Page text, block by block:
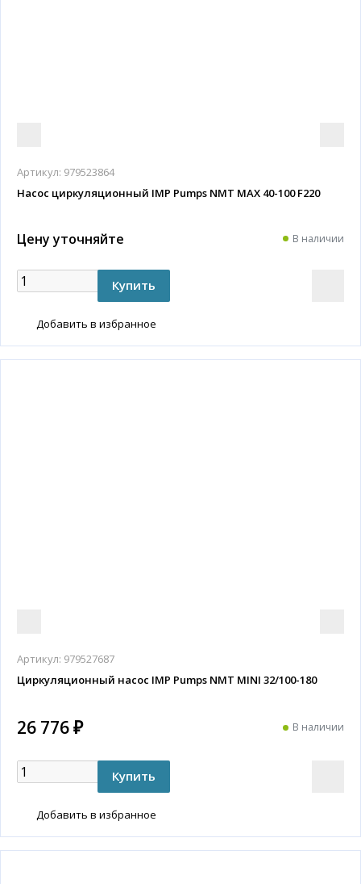
Артикул: 979523864
Насос циркуляционный IMP Pumps NMT MAX 40-100 F220
Цену уточняйте В наличии
Добавить в избранное
Артикул: 979527687
Циркуляционный насос IMP Pumps NMT MINI 32/100-180
26 776 ₽ В наличии
Добавить в избранное